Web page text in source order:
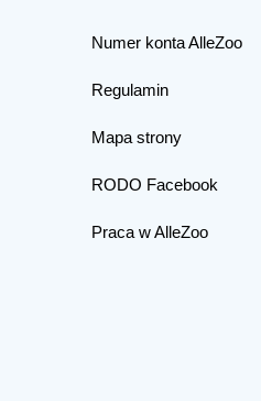
Numer konta AlleZoo
Regulamin
Mapa strony
RODO Facebook
Praca w AlleZoo